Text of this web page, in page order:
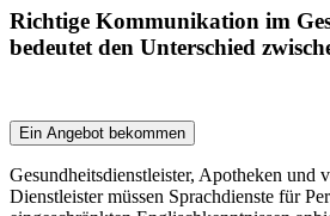
Richtige Kommunikation im
bedeutet den Unterschied
Ein Angebot bekommen
Gesundheitsdienstleister, Apotheken und
Dienstleister müssen Sprachdienste für